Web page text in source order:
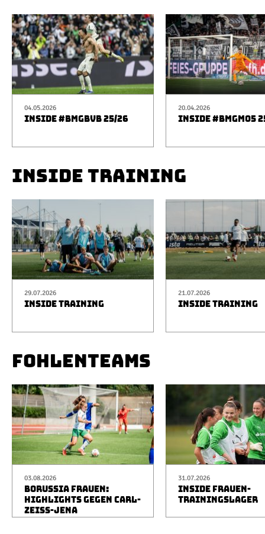
04.05.2026
INSIDE #BMGBVB 25/26
20.04.2026
INSIDE #BMGM05
INSIDE TRAINING
29.07.2026
INSIDE TRAINING
21.07.2026
INSIDE TRAINING
FOHLENTEAMS
03.08.2026
BORUSSIA FRAUEN:
HIGHLIGHTS GEGEN CARL-
ZEISS-JENA
31.07.2026
INSIDE FRAUEN-
TRAININGSLAGER